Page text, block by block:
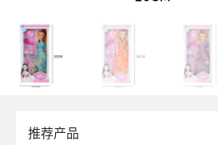
推荐产品